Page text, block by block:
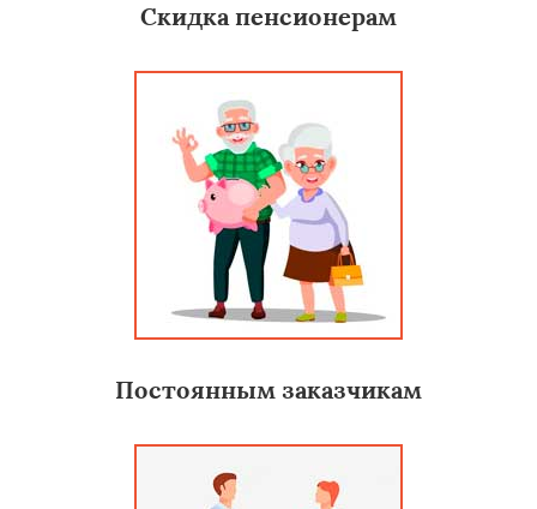
Скидка пенсионерам
Постоянным заказчикам